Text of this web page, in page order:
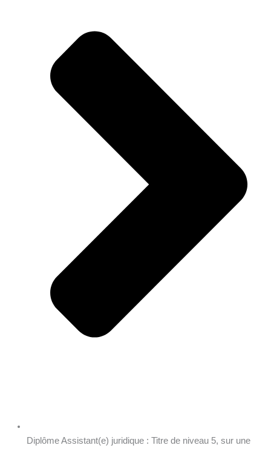
Diplôme Assistant(e) juridique : Titre de niveau 5, sur une